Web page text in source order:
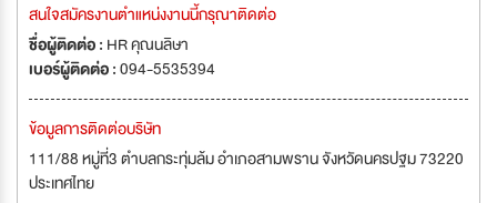
สนใจสมัครงานตำแหน่งงานนี้กรุณาติดต่อ
ชื่อผู้ติดต่อ : HR คุณนลิษา
เบอร์ผู้ติดต่อ :094-5535394
ข้อมูลการติดต่อบริษัท
111/88 หมู่ที่3 ตำบลกระทุ่มล้ม อำเภอสามพราน จังหวัดนครปฐม 73220
ประเทศไทย